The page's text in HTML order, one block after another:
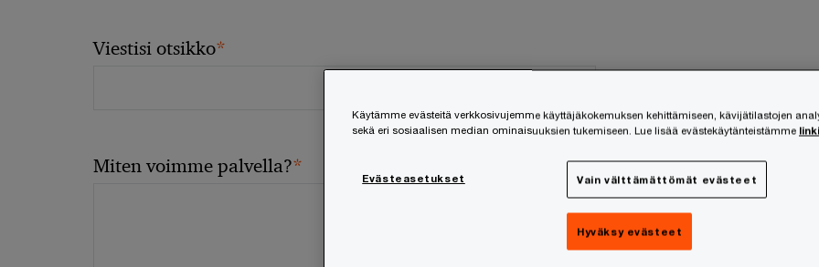
Viestisi otsikko*
Miten voimme palvella?*
Käytämme evästeitä verkkosivujemme käyttäjäkokemuksen kehittämiseen, kävijätilastojen
sekä eri sosiaalisen median ominaisuuksien tukemiseen. Lue lisää evästekäytänteistämme
Evästeasetukset Vain välttämättömät evästeet
Hyväksy evästeet